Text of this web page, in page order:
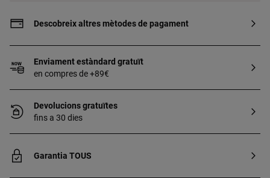
Descobreix altres mètodes de pagament
Enviament estàndard gratuït
en compres de +89€
Devolucions gratuïtes
fins a 30 dies
Garantia TOUS